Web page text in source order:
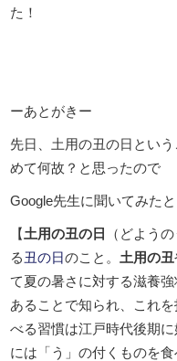
た！
ーあとがきー
先日、土用の丑の日とい
めて何故？と思ったので
Google先生に聞いてみたと
【 土用の丑の日 （どよう
る丑の日のこと。 土用の丑
て夏の暑さに対する滋養強
あることで知られ、これを
べる習慣は江戸時代後期
には「う」の付くものを